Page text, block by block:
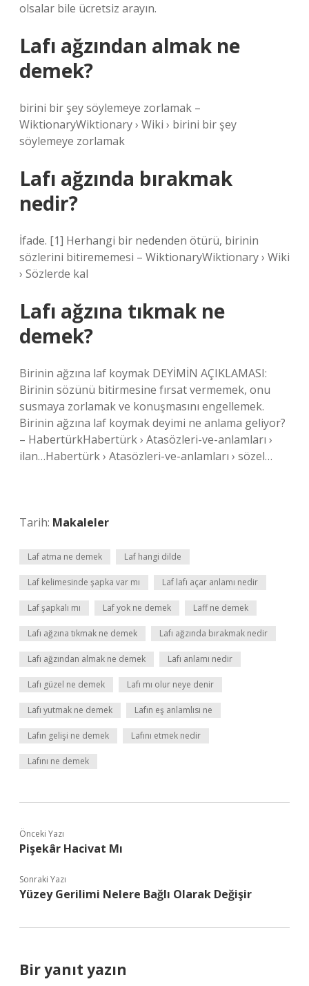
olsalar bile ücretsiz arayın.
Lafı ağzından almak ne
demek?
birini bir şey söylemeye zorlamak –
WiktionaryWiktionary › Wiki › birini bir şey
söylemeye zorlamak
Lafı ağzında bırakmak
nedir?
İfade. [1] Herhangi bir nedenden ötürü, birinin
sözlerini bitirememesi – WiktionaryWiktionary › Wiki
› Sözlerde kal
Lafı ağzına tıkmak ne
demek?
Birinin ağzına laf koymak DEYİMİN AÇIKLAMASI:
Birinin sözünü bitirmesine fırsat vermemek, onu
susmaya zorlamak ve konuşmasını engellemek.
Birinin ağzına laf koymak deyimi ne anlama geliyor?
– HabertürkHabertürk › Atasözleri-ve-anlamları ›
ilan…Habertürk › Atasözleri-ve-anlamları › sözel…
Tarih: Makaleler
Laf atma ne demek Laf hangi dilde
Laf kelimesinde şapka var mı Laf lafı açar anlamı nedir
Laf şapkalı mı Laf yok ne demek Laff ne demek
Lafı ağzına tıkmak ne demek Lafı ağzında bırakmak nedir
Lafı ağzından almak ne demek Lafı anlamı nedir
Lafı güzel ne demek Lafı mı olur neye denir
Lafı yutmak ne demek Lafın eş anlamlısı ne
Lafın gelişi ne demek Lafını etmek nedir
Lafını ne demek
Önceki Yazı
Pişekâr Hacivat Mı
Sonraki Yazı
Yüzey Gerilimi Nelere Bağlı Olarak Değişir
Bir yanıt yazın